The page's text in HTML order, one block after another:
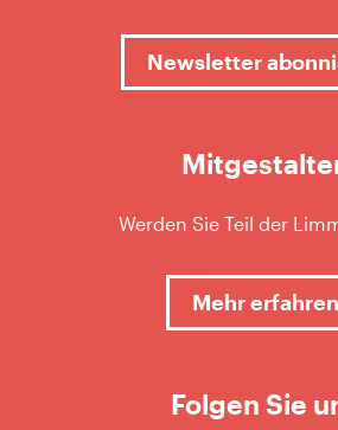
Newsletter
Werden Sie Teil der
Mehr erfahren
Folgen Sie